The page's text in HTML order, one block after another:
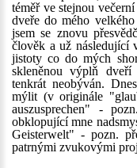
téměř ve stejnou
dveře do mého
jsem se znovu
člověk a už následující
jistoty co do mých
skleněnou výplň
tenkrát neobýván.
mýlit (v originále
auszusprechen" -
obklopující mne
Geisterwelt" - pozn.
patrnými zvukovými